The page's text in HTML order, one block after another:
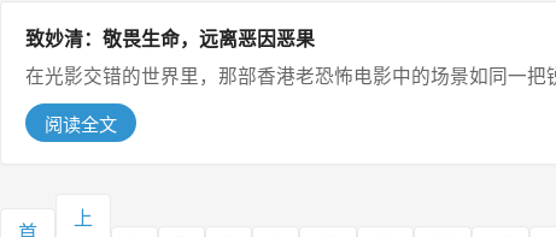
致妙清：敬畏生命，远离恶因恶果
在光影交错的世界里，那部香港老恐怖电影中的场景如同一
阅读全文
首
上